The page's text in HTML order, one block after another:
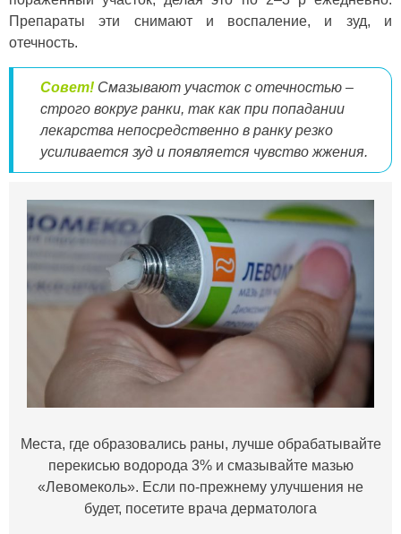
Препараты эти снимают и воспаление, и зуд, и
отечность.
Совет! Смазывают участок с отечностью –
строго вокруг ранки, так как при попадании
лекарства непосредственно в ранку резко
усиливается зуд и появляется чувство жжения.
Места, где образовались раны, лучше обрабатывайте
перекисью водорода 3% и смазывайте мазью
«Левомеколь». Если по-прежнему улучшения не
будет, посетите врача дерматолога